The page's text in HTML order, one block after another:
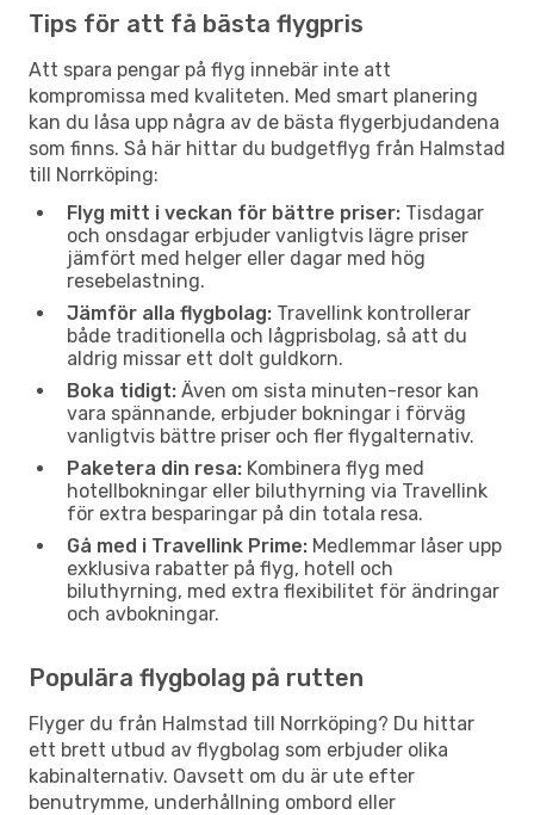
Tips för att få bästa flygpris
Att spara pengar på flyg innebär inte att
kompromissa med kvaliteten. Med smart planering
kan du låsa upp några av de bästa flygerbjudandena
som finns. Så här hittar du budgetflyg från Halmstad
till Norrköping:
Flyg mitt i veckan för bättre priser: Tisdagar
och onsdagar erbjuder vanligtvis lägre priser
jämfört med helger eller dagar med hög
resebelastning.
Jämför alla flygbolag: Travellink kontrollerar
både traditionella och lågprisbolag, så att du
aldrig missar ett dolt guldkorn.
Boka tidigt: Även om sista minuten-resor kan
vara spännande, erbjuder bokningar i förväg
vanligtvis bättre priser och fler flygalternativ.
Paketera din resa: Kombinera flyg med
hotellbokningar eller biluthyrning via Travellink
för extra besparingar på din totala resa.
Gå med i Travellink Prime: Medlemmar låser upp
exklusiva rabatter på flyg, hotell och
biluthyrning, med extra flexibilitet för ändringar
och avbokningar.
Populära flygbolag på rutten
Flyger du från Halmstad till Norrköping? Du hittar
ett brett utbud av flygbolag som erbjuder olika
kabinalternativ. Oavsett om du är ute efter
benutrymme, underhållning ombord eller